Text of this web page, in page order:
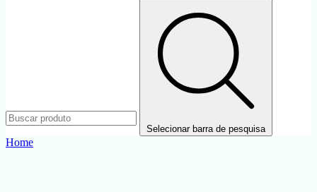
Selecionar barra de pesquisa
Home